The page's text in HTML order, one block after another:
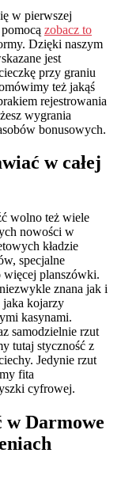
w pierwszej
zobacz to
Dzięki naszym
jest
przy graniu
też jakąś
rejestrowania
wygrania
bonusowych.
w całej
wolno też wiele
nowości w
kładzie
specjalne
więcej planszówki.
znana jak i
jaka kojarzy
kasynami.
samodzielnie rzut
tutaj styczność z
Jedynie rzut
fita
cyfrowej.
w Darmowe